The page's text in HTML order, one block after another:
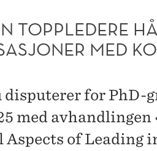
TOPPLEDERE
MED
disputerer for PhD-
med
of Leading